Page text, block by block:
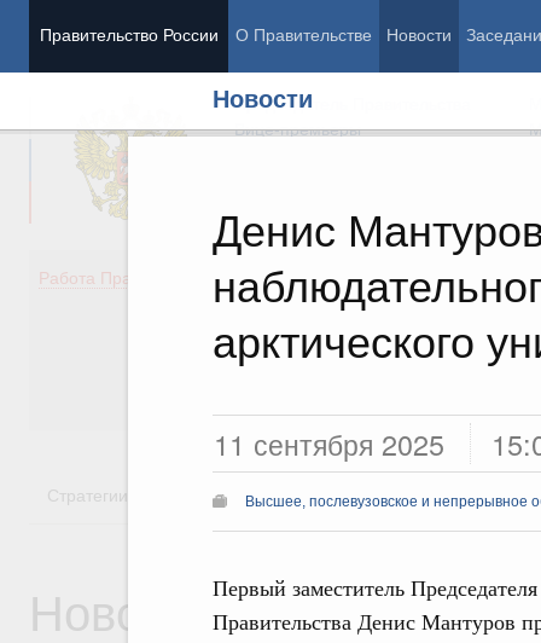
Правительство России О Правительстве Новости
Новости
Денис
арктического
11 сентября 2025
Высшее, послевузовское и непрерывное
Первый заместитель Председателя
Правительства Денис Мантуров
Председатель Правительства
Вице-премьеры
Работа Правительства
Демография
Здоровье
Культура
Стратегии Государственные программы
Новости